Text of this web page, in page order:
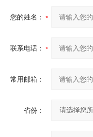
您的姓名：
联系电话：
常用邮箱：
省份：